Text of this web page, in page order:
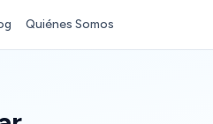
Quiénes Somos